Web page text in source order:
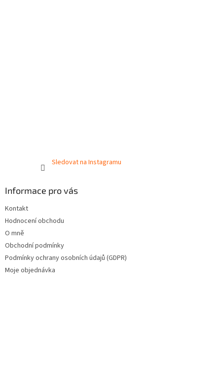
Sledovat na Instagramu
Informace pro vás
Kontakt
Hodnocení obchodu
O mně
Obchodní podmínky
Podmínky ochrany osobních údajů (GDPR)
Moje objednávka